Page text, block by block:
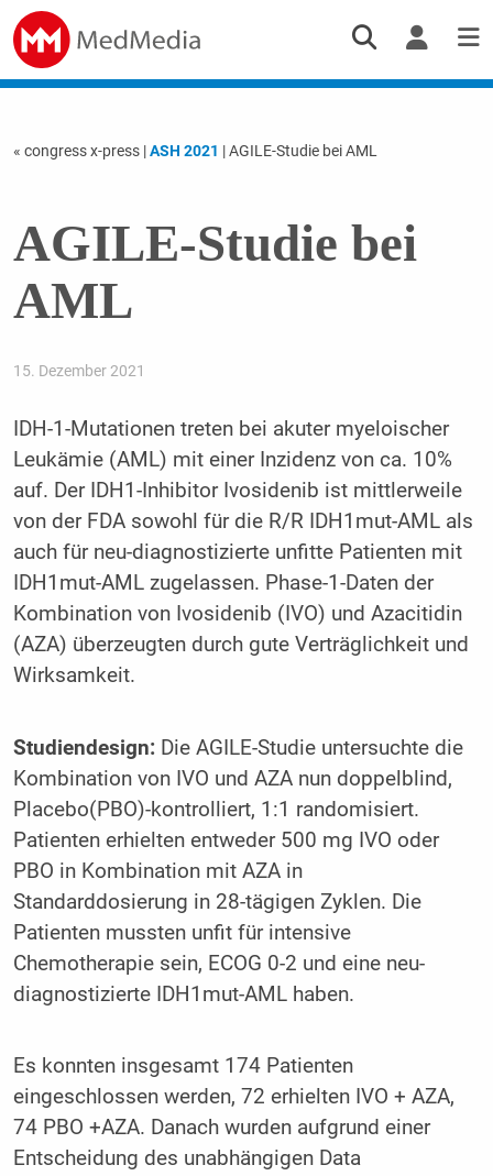
« congress x-press |ASH 2021 | AGILE-Studie bei AML
AGILE-Studie bei
AML
15. Dezember 2021
IDH-1-Mutationen treten bei akuter myeloischer
Leukämie (AML) mit einer Inzidenz von ca. 10%
auf. Der IDH1-Inhibitor Ivosidenib ist mittlerweile
von der FDA sowohl für die R/R IDH1mut-AML als
auch für neu-diagnostizierte unfitte Patienten mit
IDH1mut-AML zugelassen. Phase-1-Daten der
Kombination von Ivosidenib (IVO) und Azacitidin
(AZA) überzeugten durch gute Verträglichkeit und
Wirksamkeit.
Studiendesign: Die AGILE-Studie untersuchte die
Kombination von IVO und AZA nun doppelblind,
Placebo(PBO)-kontrolliert, 1:1 randomisiert.
Patienten erhielten entweder 500 mg IVO oder
PBO in Kombination mit AZA in
Standarddosierung in 28-tägigen Zyklen. Die
Patienten mussten unfit für intensive
Chemotherapie sein, ECOG 0-2 und eine neu-
diagnostizierte IDH1mut-AML haben.
Es konnten insgesamt 174 Patienten
eingeschlossen werden, 72 erhielten IVO + AZA,
74 PBO +AZA. Danach wurden aufgrund einer
Entscheidung des unabhängigen Data